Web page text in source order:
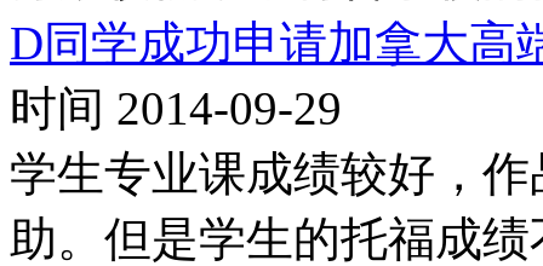
D同学成功申请加拿大高
时间 2014-09-29
学生专业课成绩较好，
助。但是学生的托福成